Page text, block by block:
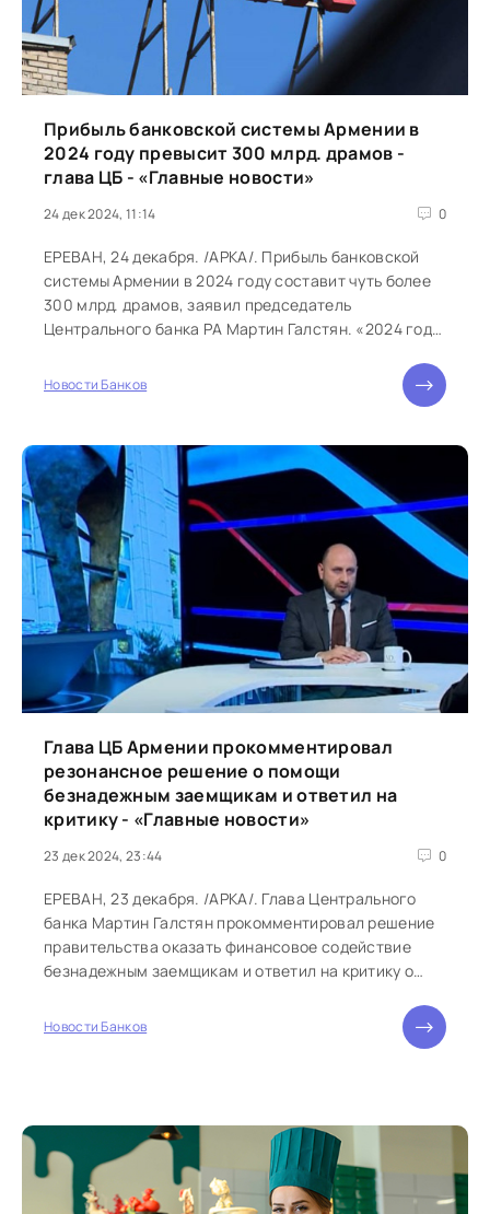
Прибыль банковской системы Армении в
2024 году превысит 300 млрд. драмов -
глава ЦБ - «Главные новости»
24 дек 2024, 11:14 0
ЕРЕВАН, 24 декабря. /АРКА/. Прибыль банковской
системы Армении в 2024 году составит чуть более
300 млрд. драмов, заявил председатель
Центрального банка РА Мартин Галстян. «2024 год
сохранения общего развития. Если посмотреть на
Новости Банков
Глава ЦБ Армении прокомментировал
резонансное решение о помощи
безнадежным заемщикам и ответил на
критику - «Главные новости»
23 дек 2024, 23:44 0
ЕРЕВАН, 23 декабря. /АРКА/. Глава Центрального
банка Мартин Галстян прокомментировал решение
правительства оказать финансовое содействие
безнадежным заемщикам и ответил на критику о
Новости Банков